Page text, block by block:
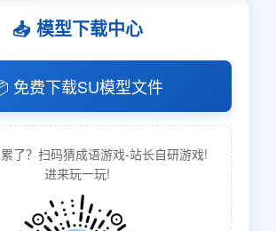
📥 模型下载中心
免费下载SU模型文件
了？扫码猜成语游戏-站长自研游戏!
进来玩一玩!